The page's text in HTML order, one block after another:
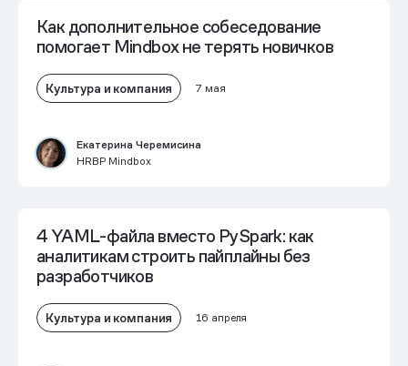
Как дополнительное собеседование
помогает Mindbox не терять новичков
Культура и компания 7 мая
Екатерина Черемисина
HRBP Mindbox
4 YAML-файла вместо PySpark: как
аналитикам строить пайплайны без
разработчиков
Культура и компания 16 апреля